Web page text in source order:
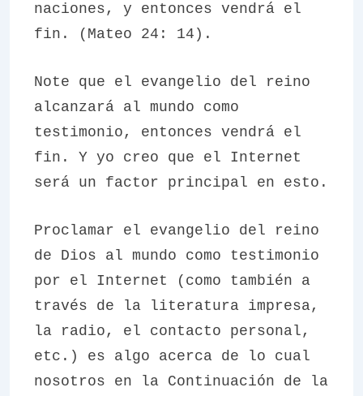
naciones, y entonces vendrá el
fin. (Mateo 24: 14).
Note que el evangelio del reino
alcanzará al mundo como
testimonio, entonces vendrá el
fin. Y yo creo que el Internet
será un factor principal en esto.
Proclamar el evangelio del reino
de Dios al mundo como testimonio
por el Internet (como también a
través de la literatura impresa,
la radio, el contacto personal,
etc.) es algo acerca de lo cual
nosotros en la Continuación de la